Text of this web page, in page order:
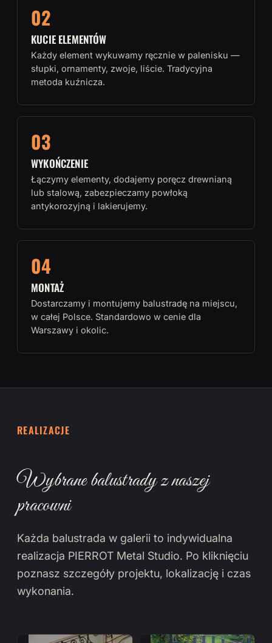
02
KUCIE ELEMENTÓW
Każdy element wykuwamy ręcznie w palenisku —
słupki, ornamenty, zwoje, liście. Tradycyjna
metoda kuźnicza.
03
WYKOŃCZENIE
Łączymy elementy, dodajemy poręcz drewnianą
lub stalową, zabezpieczamy powłoką
antykorozyjną i lakierujemy.
04
MONTAŻ
Dostarczamy i montujemy balustradę na miejscu,
w całej Polsce. Standardowo w cenie dla
Warszawy i okolic.
REALIZACJE
Wybrane balustrady z naszej
pracowni
Każda balustrada w galerii to indywidualna
realizacja PIERROT Metal Studio. Po kliknięciu
poznasz szczegóły projektu, lokalizację i czas
wykonania.